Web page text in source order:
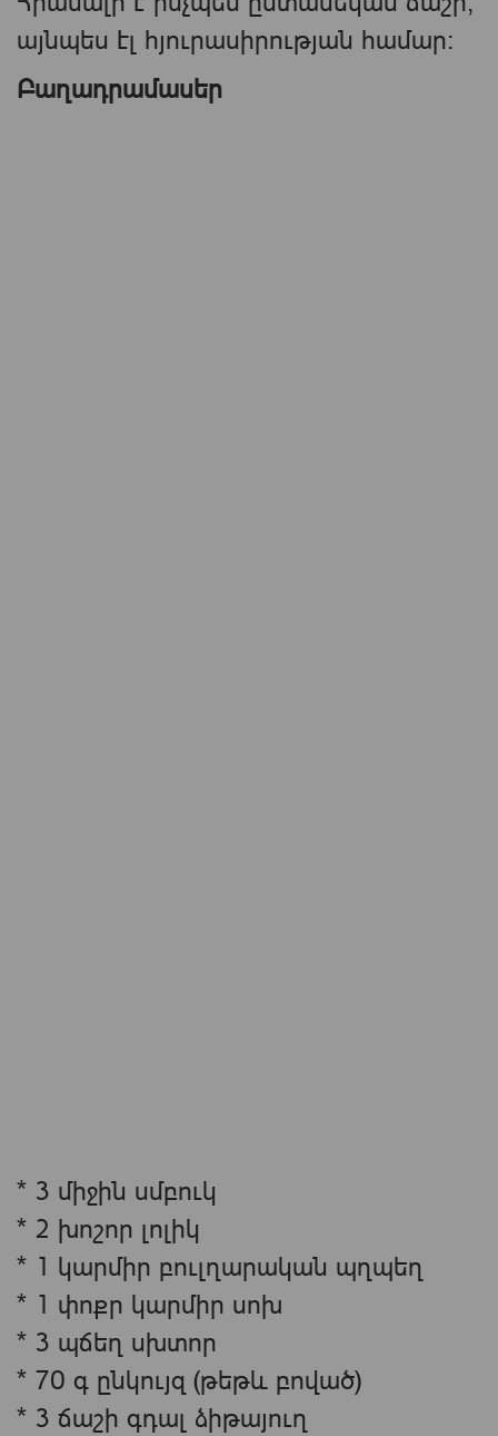
այնպես էլ հյուրասիրության համար։
Բաղադրամասեր
* 3 միջին սմբուկ
* 2 խոշոր լոլիկ
* 1 կարմիր բուլղարական պղպեղ
* 1 փոքր կարմիր սոխ
* 3 պճեղ սխտոր
* 70 գ ընկույզ (թեթև բոված)
* 3 ճաշի գդալ ձիթայուղ